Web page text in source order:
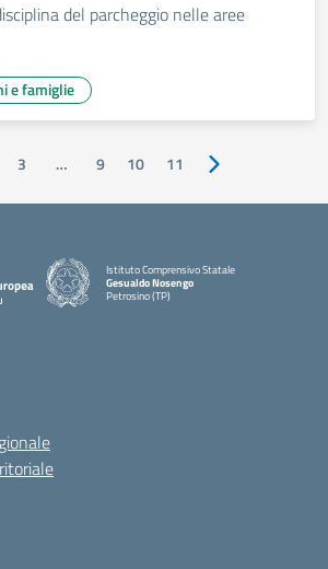
del parcheggio nelle aree
e famiglie
3 … 9 10 11 Pagina
Istituto Comprensivo Statale
Gesualdo Nosengo
Petrosino (TP)